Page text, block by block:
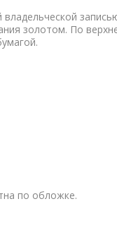
золотом. По
по обложке.